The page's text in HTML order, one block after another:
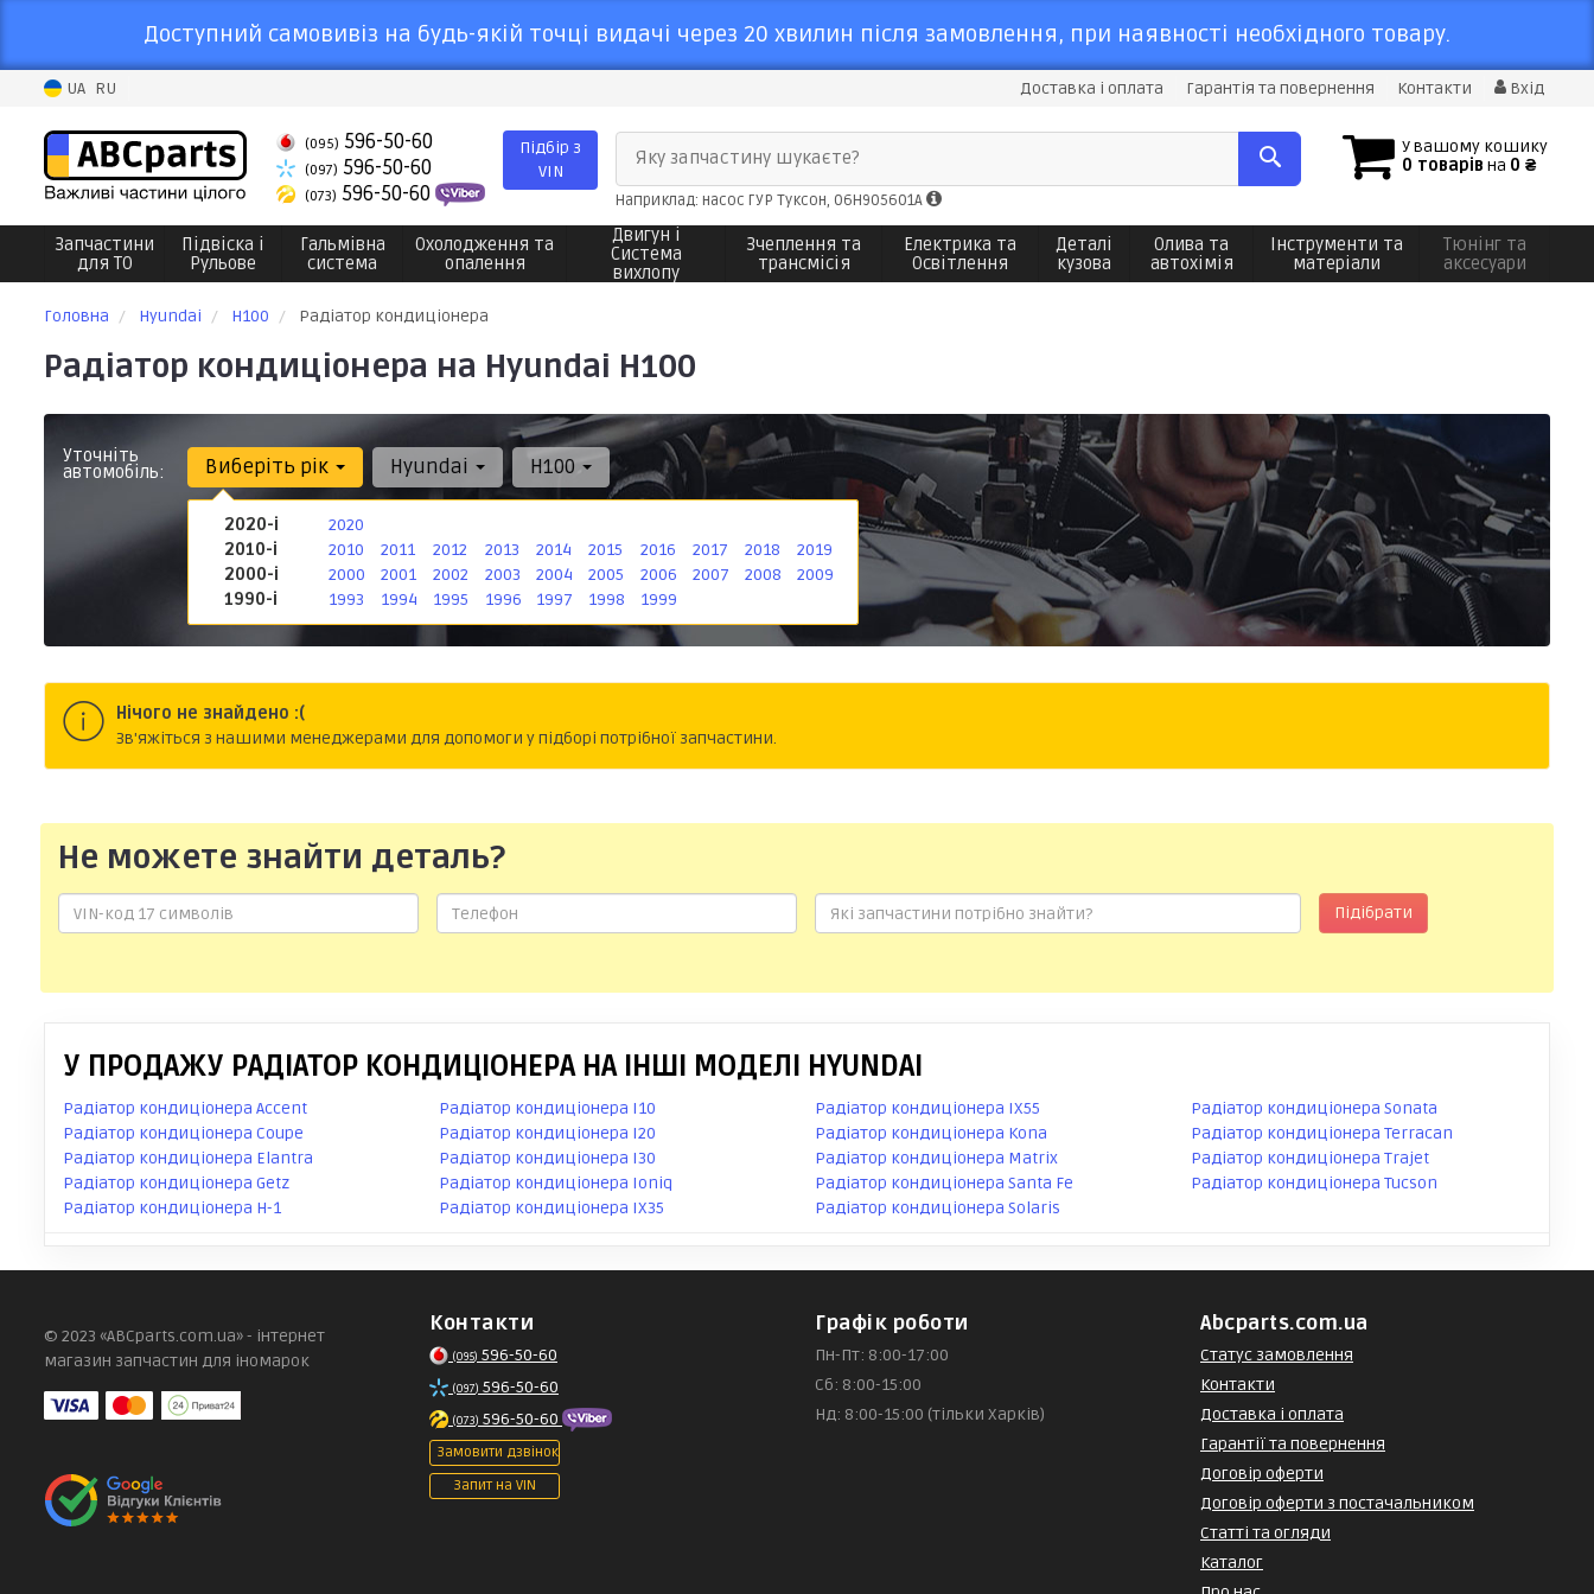
Доступний самовивіз на будь-якій точці видачі через 20 хвилин після замовлення, при наявності необхідного товару.
UA RU Доставка і оплата Гарантія та повернення Контакти Вхід
(095) 596-50-60
(097) 596-50-60
(073) 596-50-60
Підбір з
VIN
У вашому кошику
0 товарів на 0 ₴
Яку запчастину шукаєте?
Наприклад: насос ГУР Туксон, 06H905601A
Запчастини
для ТО
Підвіска і
Рульове
Гальмівна
система
Охолодження та
опалення
Двигун і
Система
вихлопу
Зчеплення та
трансмісія
Електрика та
Освітлення
Деталі
кузова
Олива та
автохімія
Інструменти та
матеріали
Тюнінг та
аксесуари
Головна Hyundai H100 Радіатор кондиціонера
Радіатор кондиціонера на Hyundai H100
Уточніть
автомобіль: Виберіть рік
2020-і
2020
2010-і
2010 2011 2012 2013 2014 2015 2016 2017 2018
2019
2000-і
2000 2001 2002 2003 2004 2005 2006 2007 2008
2009
1990-і
1993 1994 1995 1996 1997 1998 1999
Hyundai H100
Нічого не знайдено :(
Зв'яжіться з нашими менеджерами для допомоги у підборі потрібної запчастини.
Не можете знайти деталь?
Підібрати
У ПРОДАЖУ РАДІАТОР КОНДИЦІОНЕРА НА ІНШІ МОДЕЛІ HYUNDAI
Радіатор кондиціонера Accent
Радіатор кондиціонера Coupe
Радіатор кондиціонера Elantra
Радіатор кондиціонера Getz
Радіатор кондиціонера H-1
Радіатор кондиціонера I10
Радіатор кондиціонера I20
Радіатор кондиціонера I30
Радіатор кондиціонера Ioniq
Радіатор кондиціонера IX35
Радіатор кондиціонера IX55
Радіатор кондиціонера Kona
Радіатор кондиціонера Matrix
Радіатор кондиціонера Santa Fe
Радіатор кондиціонера Solaris
Радіатор кондиціонера Sonata
Радіатор кондиціонера Terracan
Радіатор кондиціонера Trajet
Радіатор кондиціонера Tucson
© 2023 «ABCparts.com.ua» - інтернет
магазин запчастин для іномарок
Контакти
(095) 596-50-60
(097) 596-50-60
(073) 596-50-60
Замовити дзвінок
Запит на VIN
Графік роботи
Пн-Пт: 8:00-17:00
Сб: 8:00-15:00
Нд: 8:00-15:00 (тільки Харків)
Abcparts.com.ua
Статус замовлення
Контакти
Доставка і оплата
Гарантії та повернення
Договір оферти
Договір оферти з постачальником
Статті та огляди
Каталог